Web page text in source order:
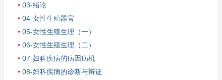
03-绪论
04-女性生殖器官
05-女性生殖生理（一）
06-女性生殖生理（二）
07-妇科疾病的病因病机
08-妇科疾病的诊断与辩证